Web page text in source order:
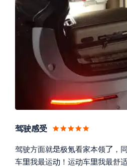
驾驶感受
驾驶方面就极氪看家本领 ，同
车我最运 ！运车我最舒适